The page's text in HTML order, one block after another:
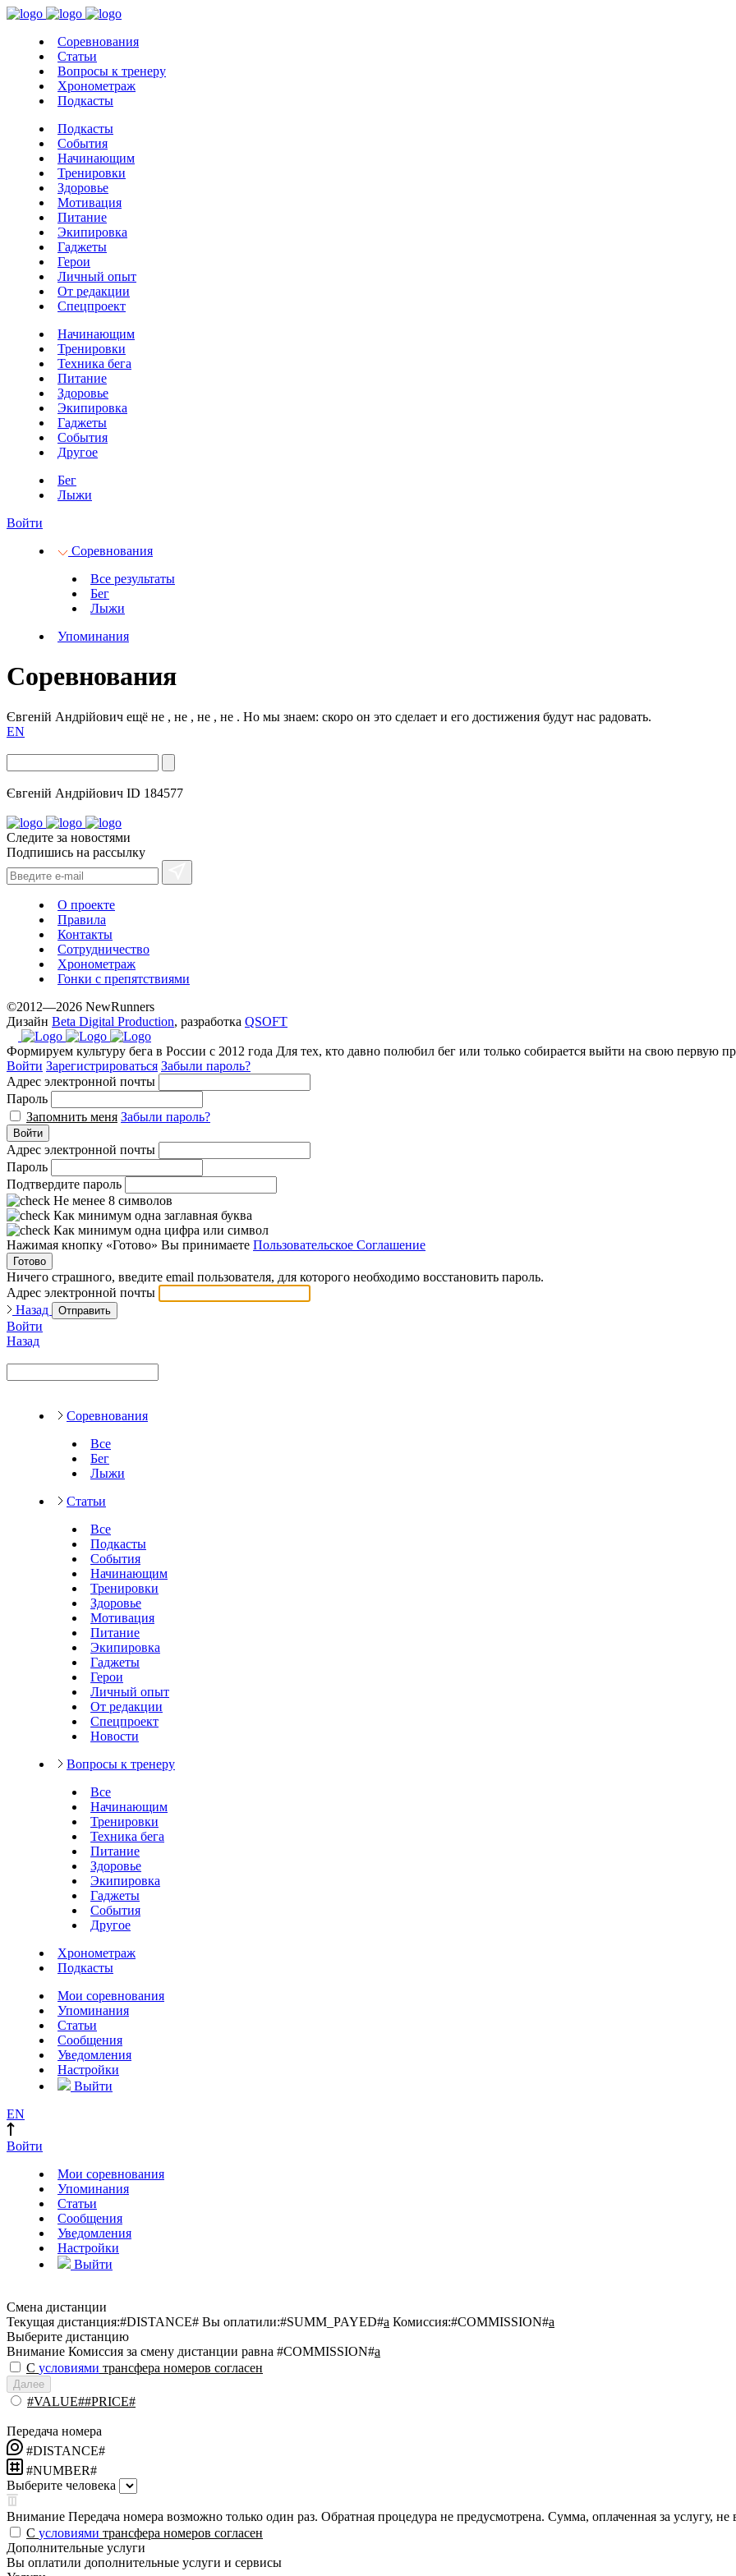
Соревнования
Статьи
Вопросы к тренеру
Хронометраж
Подкасты
Подкасты
События
Начинающим
Тренировки
Здоровье
Мотивация
Питание
Экипировка
Гаджеты
Герои
Личный опыт
От редакции
Спецпроект
Начинающим
Тренировки
Техника бега
Питание
Здоровье
Экипировка
Гаджеты
События
Другое
Бег
Лыжи
Войти
Соревнования
Все результаты
Бег
Лыжи
Упоминания
Соревнования
Євгеній Андрійович ещё не , не , не , не . Но мы знаем: скоро он это сделает и его достижения будут нас радовать.
EN
Євгеній Андрійович ID 184577
Следите за новостями
Подпишись на рассылку
О проекте
Правила
Контакты
Сотрудничество
Хронометраж
Гонки с препятствиями
©2012—2026 NewRunners
Дизайн Beta Digital Production, разработка QSOFT
Формируем культуру бега в России с 2012 года Для тех, кто давно полюбил бег или только собирается выйти на свою первую
Войти Зарегистрироваться Забыли пароль?
Адрес электронной почты
Пароль
Запомнить меня Забыли пароль?
Войти
Адрес электронной почты
Пароль
Подтвердите пароль
Не менее 8 символов
Как минимум одна заглавная буква
Как минимум одна цифра или символ
Нажимая кнопку «Готово» Вы принимаете Пользовательское Соглашение
Готово
Ничего страшного, введите email пользователя, для которого необходимо восстановить пароль.
Адрес электронной почты
Назад
Отправить
Войти
Назад
Соревнования
Все
Бег
Лыжи
Статьи
Все
Подкасты
События
Начинающим
Тренировки
Здоровье
Мотивация
Питание
Экипировка
Гаджеты
Герои
Личный опыт
От редакции
Спецпроект
Новости
Вопросы к тренеру
Все
Начинающим
Тренировки
Техника бега
Питание
Здоровье
Экипировка
Гаджеты
События
Другое
Хронометраж
Подкасты
Мои соревнования
Упоминания
Статьи
Сообщения
Уведомления
Настройки
Выйти
EN
Войти
Мои соревнования
Упоминания
Статьи
Сообщения
Уведомления
Настройки
Выйти
Смена дистанции
Текущая дистанция:#DISTANCE# Вы оплатили:#SUMM_PAYED#a Комиссия:#COMMISSION#a
Выберите дистанцию
Внимание Комиссия за смену дистанции равна #COMMISSION#a
С условиями трансфера номеров согласен
Далее
#VALUE##PRICE#
Передача номера
#DISTANCE#
#NUMBER#
Выберите человека
Внимание Передача номера возможно только один раз. Обратная процедура не предусмотрена. Сумма, оплаченная за услугу, не
С условиями трансфера номеров согласен
Дополнительные услуги
Вы оплатили дополнительные услуги и сервисы